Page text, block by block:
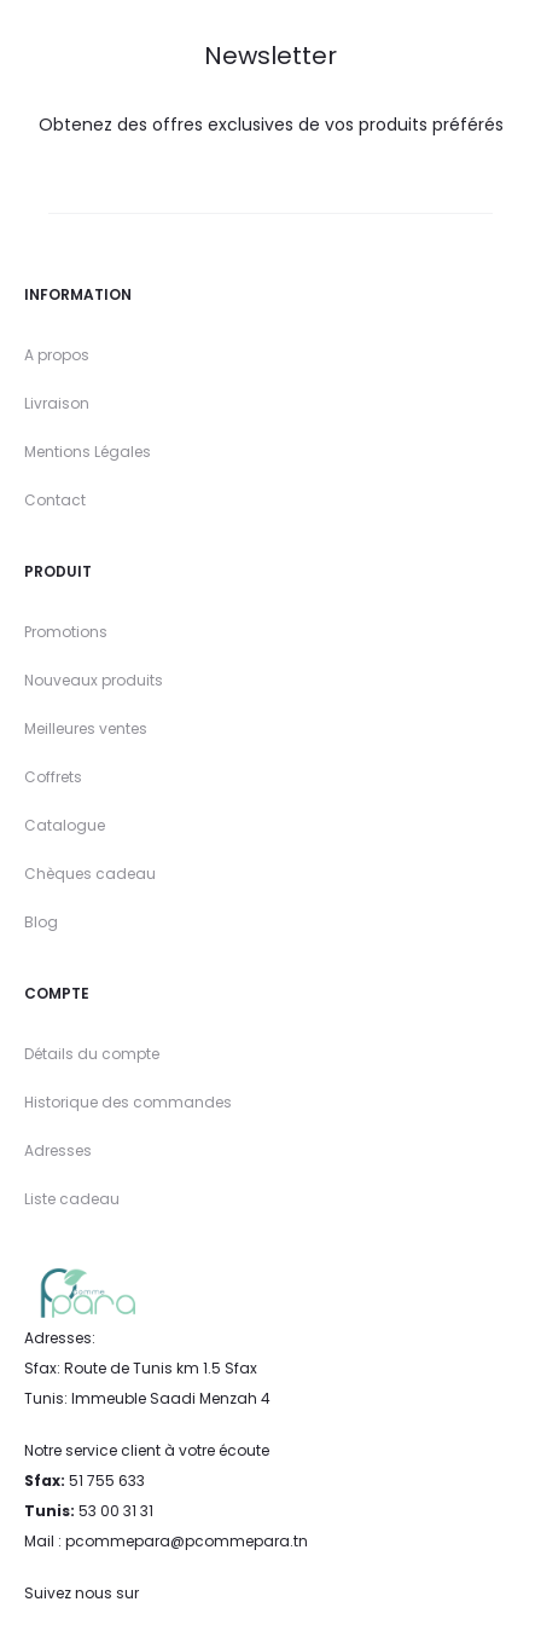
Newsletter
Obtenez des offres exclusives de vos produits préférés
INFORMATION
A propos
Livraison
Mentions Légales
Contact
PRODUIT
Promotions
Nouveaux produits
Meilleures ventes
Coffrets
Catalogue
Chèques cadeau
Blog
COMPTE
Détails du compte
Historique des commandes
Adresses
Liste cadeau
Adresses:
Sfax: Route de Tunis km 1.5 Sfax
Tunis: Immeuble Saadi Menzah 4
Notre service client à votre écoute
Sfax: 51 755 633
Tunis: 53 00 31 31
Mail : pcommepara@pcommepara.tn
Suivez nous sur